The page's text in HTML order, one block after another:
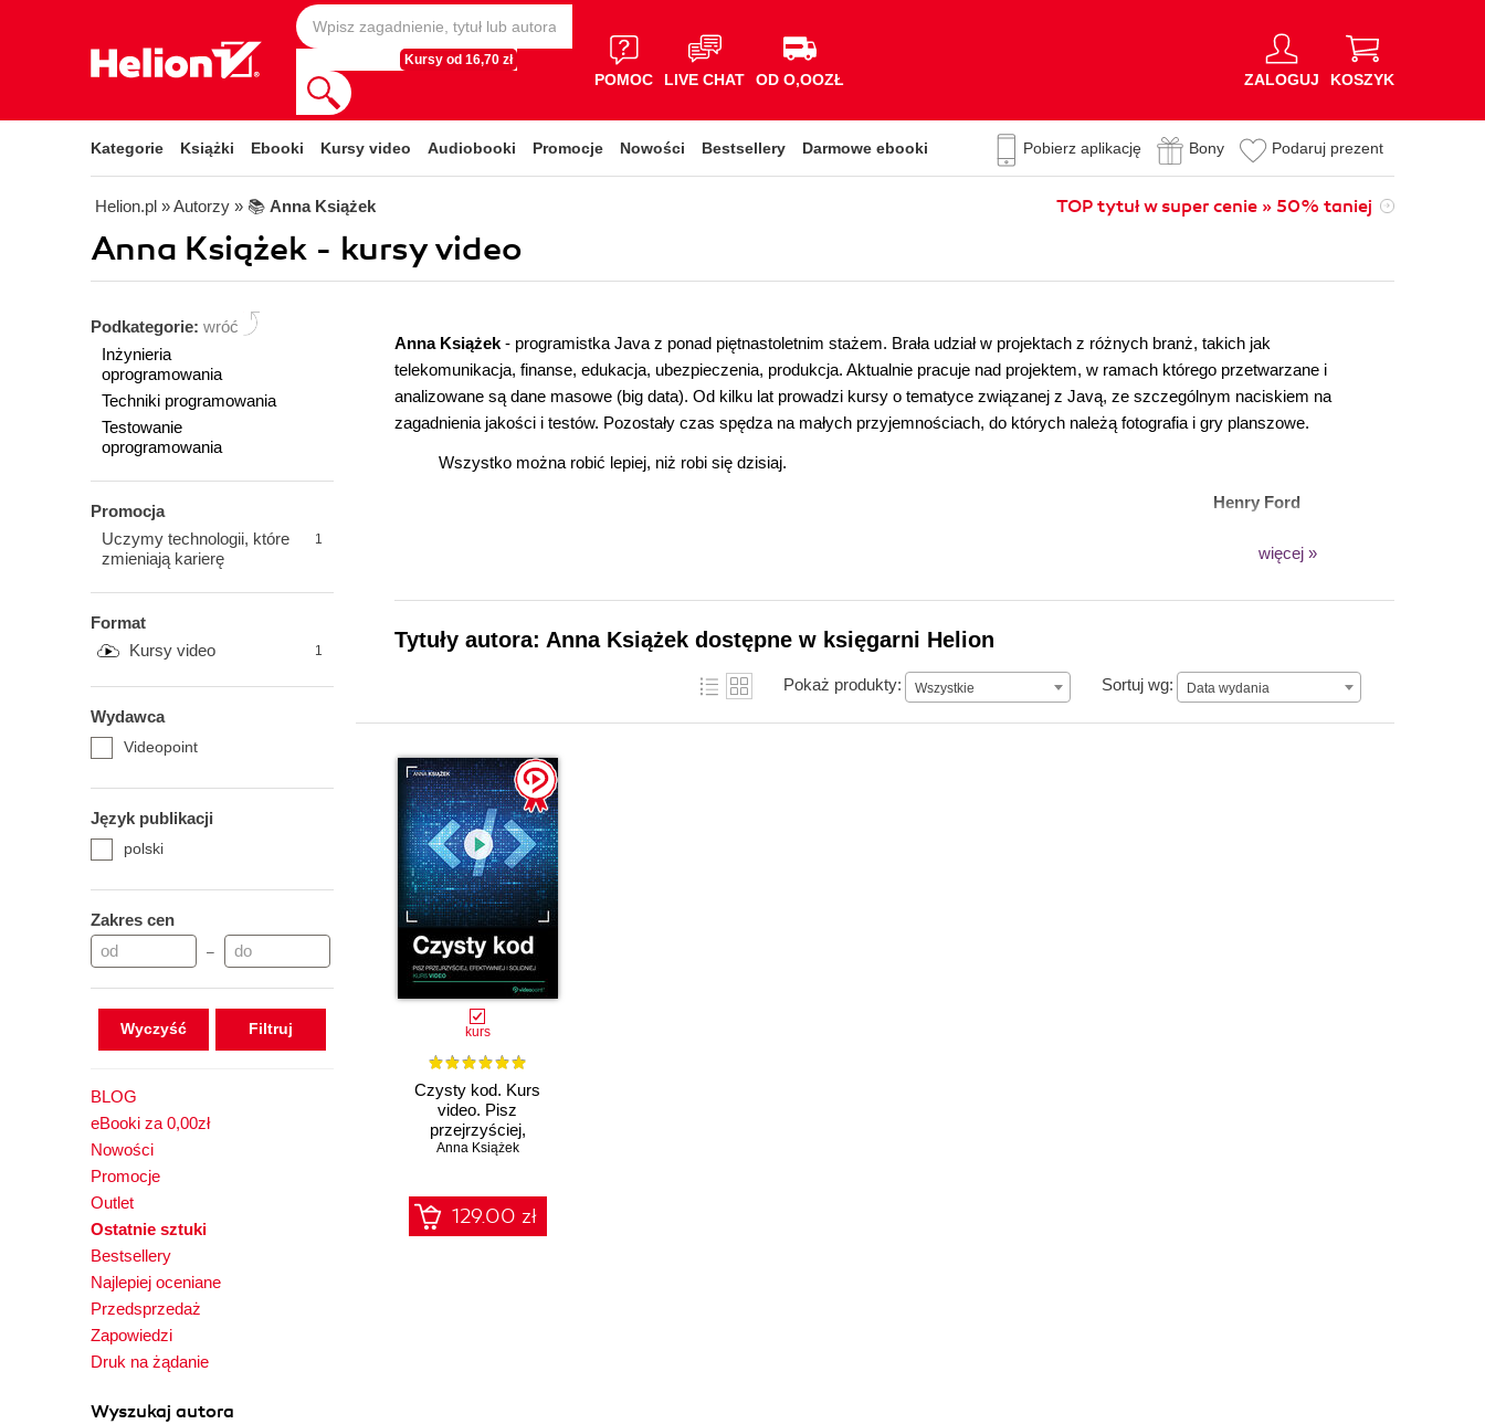
Kursy od 16,70 zł
POMOC LIVE CHAT OD O,OOZŁ ZALOGUJ KOSZYK
Kategorie Książki Ebooki Kursy video Audiobooki Promocje Nowości Bestsellery Darmowe ebooki Pobierz aplikację Bony Podaruj prezent
Helion.pl » Autorzy » 📚 Anna Książek TOP tytuł w super cenie » 50% taniej
Anna Książek - kursy video
Podkategorie: wróć
Inżynieria
oprogramowania
Techniki programowania
Testowanie
oprogramowania
Promocja
Uczymy technologii, które
zmieniają karierę
1
Format
Kursy video
1
Wydawca
Videopoint
Język publikacji
polski
Zakres cen
–
Wyczyść
BLOG
eBooki za 0,00zł
Nowości
Promocje
Outlet
Ostatnie sztuki
Bestsellery
Najlepiej oceniane
Przedsprzedaż
Zapowiedzi
Druk na żądanie
Wyszukaj autora
Anna Książek - programistka Java z ponad piętnastoletnim stażem. Brała udział w projektach z różnych branż, takich jak
telekomunikacja, finanse, edukacja, ubezpieczenia, produkcja. Aktualnie pracuje nad projektem, w ramach którego przetwarzane i
analizowane są dane masowe (big data). Od kilku lat prowadzi kursy o tematyce związanej z Javą, ze szczególnym naciskiem na
zagadnienia jakości i testów. Pozostały czas spędza na małych przyjemnościach, do których należą fotografia i gry planszowe.
Wszystko można robić lepiej, niż robi się dzisiaj.
Henry Ford
więcej »
Tytuły autora: Anna Książek dostępne w księgarni Helion
Pokaż produkty: Wszystkie Sortuj wg: Data wydania
Data wydania
kurs
Czysty kod. Kurs
video. Pisz
przejrzyściej,
efektywniej i SOLIDniej
Anna Książek
129.00 zł